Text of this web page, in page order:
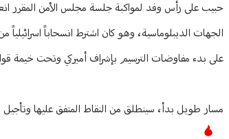
حبيب على رأس وفد لمواكبة جلسة مجلس الأمن المقرر
الجهات الديبلوماسية، وهو كان اشترط انسحاباً
على بدء مفاوضات الترسيم بإشراف أميركي وتحت خيمة
مسار طويل بدأ، سينطلق من النقاط المتفق عليها